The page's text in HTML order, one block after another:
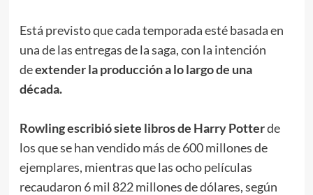
Está previsto que cada temporada esté basada en
una de las entregas de la saga, con la intención
deextender la producción a lo largo de una
década.
Rowling escribió siete libros de Harry Potterde
los que se han vendido más de 600 millones de
ejemplares, mientras que las ocho películas
recaudaron 6 mil 822 millones de dólares, según